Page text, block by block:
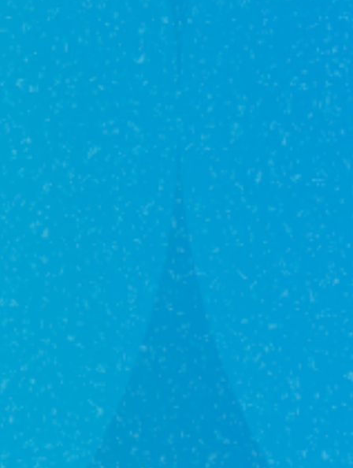
1 Оценка стоимости недвижимости
2 Подготовка документов
3 Проверка прав собственности
4
Анализ юридических и финансовых
аспектов сделки
Передача средств и подписание
Регистрация прав на недвижимость
Мы вам перезвоним
Оставьте вашу контактную информацию, чтобы мы